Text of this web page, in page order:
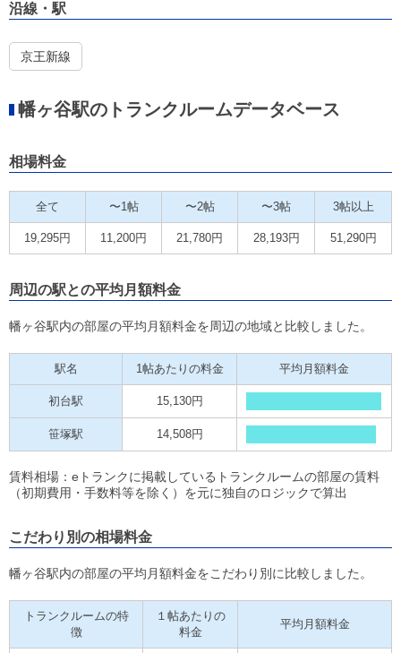
沿線・駅
京王新線
幡ヶ谷駅のトランクルームデータベース
相場料金
全て 〜1帖 〜2帖 〜3帖 3帖以上
19,295円 11,200円 21,780円 28,193円 51,290円
周辺の駅との平均月額料金
幡ヶ谷駅内の部屋の平均月額料金を周辺の地域と比較しました。
駅名 1帖あたりの料金 平均月額料金
初台駅 15,130円
笹塚駅 14,508円
賃料相場：eトランクに掲載しているトランクルームの部屋の賃料
（初期費用・手数料等を除く）を元に独自のロジックで算出
こだわり別の相場料金
幡ヶ谷駅内の部屋の平均月額料金をこだわり別に比較しました。
トランクルームの特
徴
１帖あたりの
料金
平均月額料金